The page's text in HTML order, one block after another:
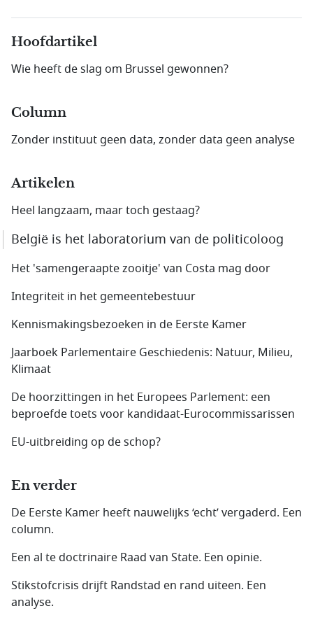
Hoofdartikel
Wie heeft de slag om Brussel gewonnen?
Column
Zonder instituut geen data, zonder data geen analyse
Artikelen
Heel langzaam, maar toch gestaag?
België is het laboratorium van de politicoloog
Het 'samengeraapte zooitje' van Costa mag door
Integriteit in het gemeentebestuur
Kennismakingsbezoeken in de Eerste Kamer
Jaarboek Parlementaire Geschiedenis: Natuur, Milieu,
Klimaat
De hoorzittingen in het Europees Parlement: een
beproefde toets voor kandidaat-Eurocommissarissen
EU-uitbreiding op de schop?
En verder
De Eerste Kamer heeft nauwelijks ‘echt’ vergaderd. Een
column.
Een al te doctrinaire Raad van State. Een opinie.
Stikstofcrisis drijft Randstad en rand uiteen. Een
analyse.